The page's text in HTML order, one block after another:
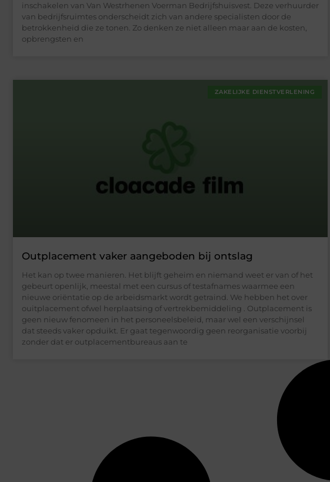
inschakelen van Van Westrhenen Voerman Bedrijfshuisvest. Deze verhuurder
van bedrijfsruimtes onderscheidt zich van andere specialisten door de
betrokkenheid die ze tonen. Zo denken ze niet alleen maar aan de kosten,
opbrengsten en
ZAKELIJKE DIENSTVERLENING
Outplacement vaker aangeboden bij ontslag
Het kan op twee manieren. Het blijft geheim en niemand weet er van of het
gebeurt openlijk, meestal met een cursus of testafnames waarmee een
nieuwe oriëntatie op de arbeidsmarkt wordt getraind. We hebben het over
ouitplacement ofwel herplaatsing of vertrekbemiddeling . Outplacement is
geen nieuw fenomeen in het personeelsbeleid, maar wel een verschijnsel
dat steeds vaker opduikt. Er gaat tegenwoordig geen reorganisatie voorbij
zonder dat er outplacementbureaus aan te